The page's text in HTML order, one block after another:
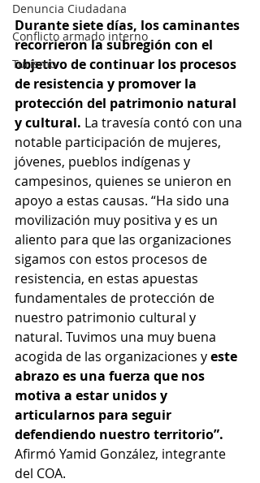
Denuncia Ciudadana
Conflicto armado interno
Turismo
Durante siete días, los caminantes
recorrieron la subregión con el
objetivo de continuar los procesos
de resistencia y promover la
protección del patrimonio natural
y cultural. La travesía contó con una
notable participación de mujeres,
jóvenes, pueblos indígenas y
campesinos, quienes se unieron en
apoyo a estas causas. “Ha sido una
movilización muy positiva y es un
aliento para que las organizaciones
sigamos con estos procesos de
resistencia, en estas apuestas
fundamentales de protección de
nuestro patrimonio cultural y
natural. Tuvimos una muy buena
acogida de las organizaciones y este
abrazo es una fuerza que nos
motiva a estar unidos y
articularnos para seguir
defendiendo nuestro territorio”.
Afirmó Yamid González, integrante
del COA.